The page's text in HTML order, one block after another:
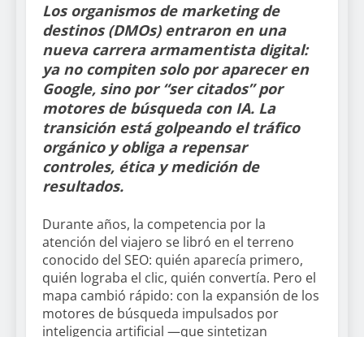
Los organismos de marketing de
destinos (DMOs) entraron en una
nueva carrera armamentista digital:
ya no compiten solo por aparecer en
Google, sino por “ser citados” por
motores de búsqueda con IA. La
transición está golpeando el tráfico
orgánico y obliga a repensar
controles, ética y medición de
resultados.
Durante años, la competencia por la
atención del viajero se libró en el terreno
conocido del SEO: quién aparecía primero,
quién lograba el clic, quién convertía. Pero el
mapa cambió rápido: con la expansión de los
motores de búsqueda impulsados por
inteligencia artificial —que sintetizan